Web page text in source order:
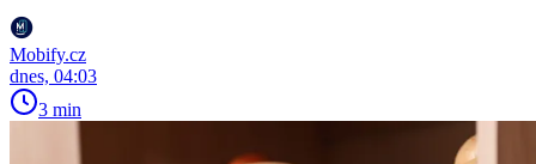
Mobify.cz
dnes, 04:03
3 min